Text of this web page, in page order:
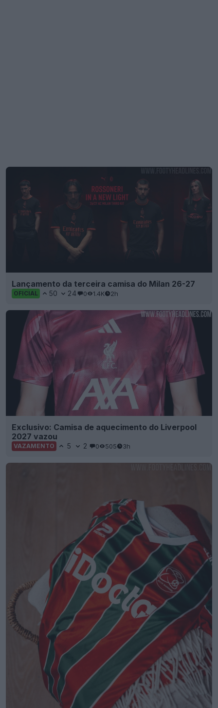
Lançamento da terceira camisa do Milan 26-27
OFICIAL 50 24 0 1.4K 2h
Exclusivo: Camisa de aquecimento do Liverpool
2027 vazou
VAZAMENTO 5 2 0 505 3h